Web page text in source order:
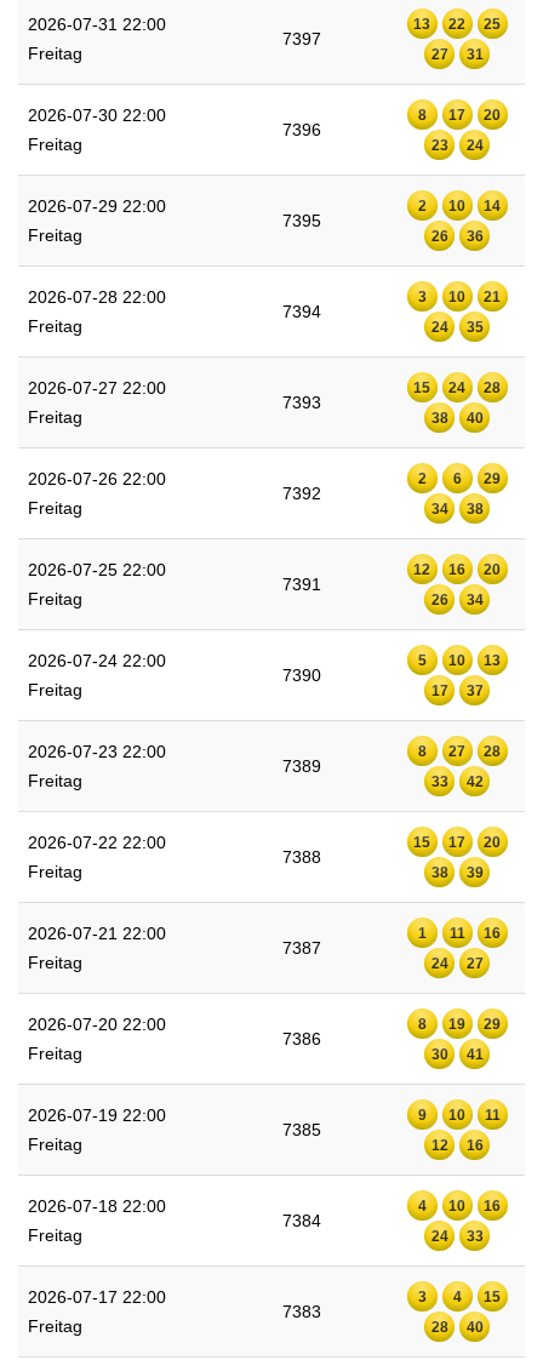
2026-07-31 22:00
Freitag
7397
13 22
25
27
31
2026-07-30 22:00
Freitag
7396
8 17
20
23
24
2026-07-29 22:00
Freitag
7395
2 10
14
26
36
2026-07-28 22:00
Freitag
7394
3 10
21
24
35
2026-07-27 22:00
Freitag
7393
15 24
28
38
40
2026-07-26 22:00
Freitag
7392
2 6
29
34
38
2026-07-25 22:00
Freitag
7391
12 16
20
26
34
2026-07-24 22:00
Freitag
7390
5 10
13
17
37
2026-07-23 22:00
Freitag
7389
8 27
28
33
42
2026-07-22 22:00
Freitag
7388
15 17
20
38
39
2026-07-21 22:00
Freitag
7387
1 11
16
24
27
2026-07-20 22:00
Freitag
7386
8 19
29
30
41
2026-07-19 22:00
Freitag
7385
9 10
11
12
16
2026-07-18 22:00
Freitag
7384
4 10
16
24
33
2026-07-17 22:00
Freitag
7383
3 4
15
28
40